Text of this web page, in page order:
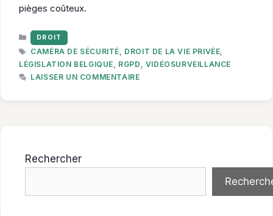
pièges coûteux.
CATÉGORIES
DROIT
ÉTIQUETTES
CAMÉRA DE SÉCURITÉ, DROIT DE LA VIE PRIVÉE,
LÉGISLATION BELGIQUE, RGPD , VIDÉOSURVEILLANCE
LAISSER UN COMMENTAIRE
Rechercher